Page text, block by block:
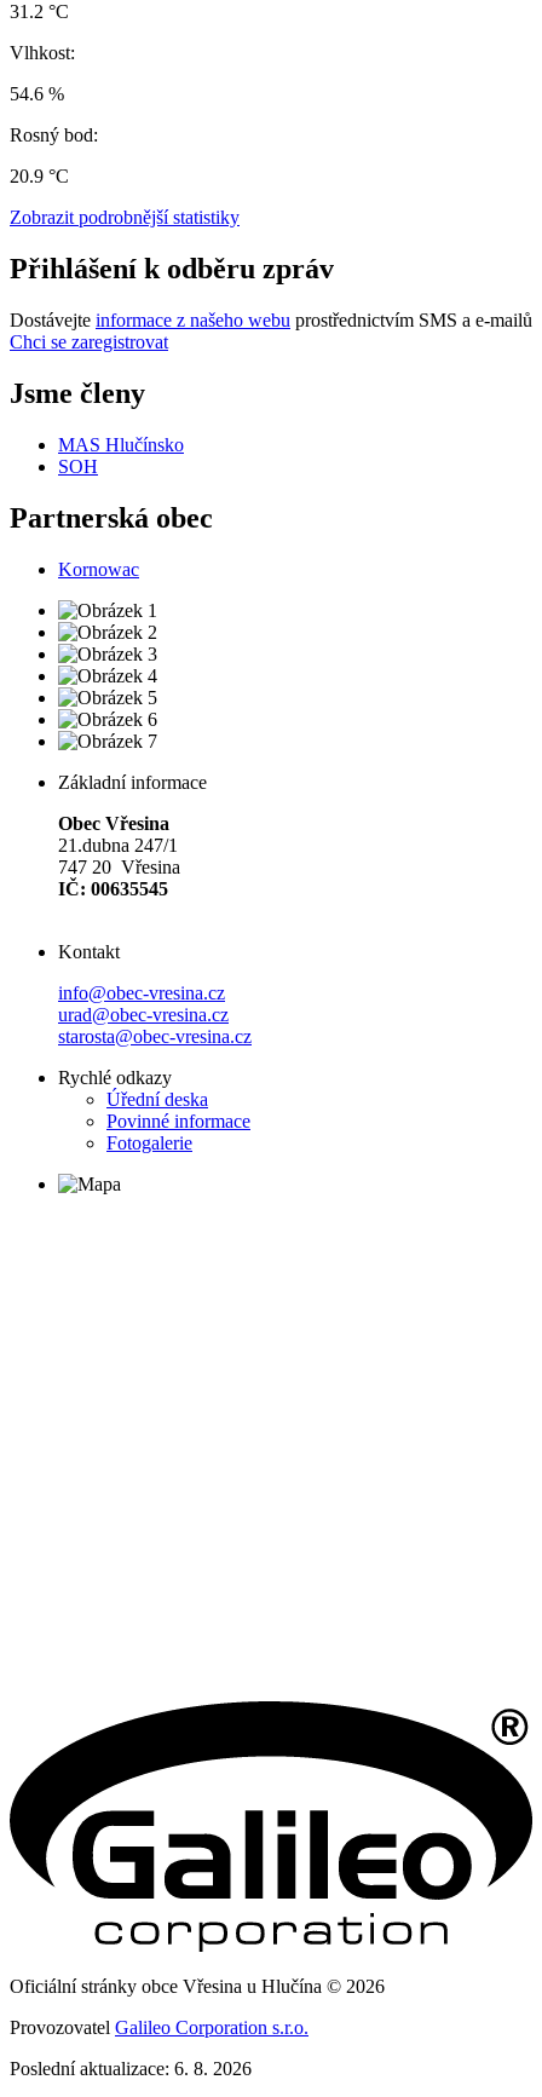
31.2 °C
Vlhkost:
54.6 %
Rosný bod:
20.9 °C
Zobrazit podrobnější statistiky
Přihlášení k odběru zpráv
Dostávejte informace z našeho webu prostřednictvím SMS a e-mailů
Chci se zaregistrovat
Jsme členy
MAS Hlučínsko
SOH
Partnerská obec
Kornowac
Základní informace
Obec Vřesina
21.dubna 247/1
747 20 Vřesina
IČ: 00635545
Kontakt
info@obec-vresina.cz
urad@obec-vresina.cz
starosta@obec-vresina.cz
Rychlé odkazy
Úřední deska
Povinné informace
Fotogalerie
Oficiální stránky obce Vřesina u Hlučína © 2026
Provozovatel Galileo Corporation s.r.o.
Poslední aktualizace: 6. 8. 2026